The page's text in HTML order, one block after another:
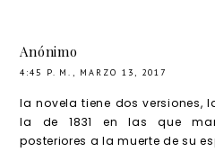
Anónimo
4:45 P. M., MARZO 13, 2017
la novela tiene dos versiones,
la de 1831 en las que
posteriores a la muerte de su